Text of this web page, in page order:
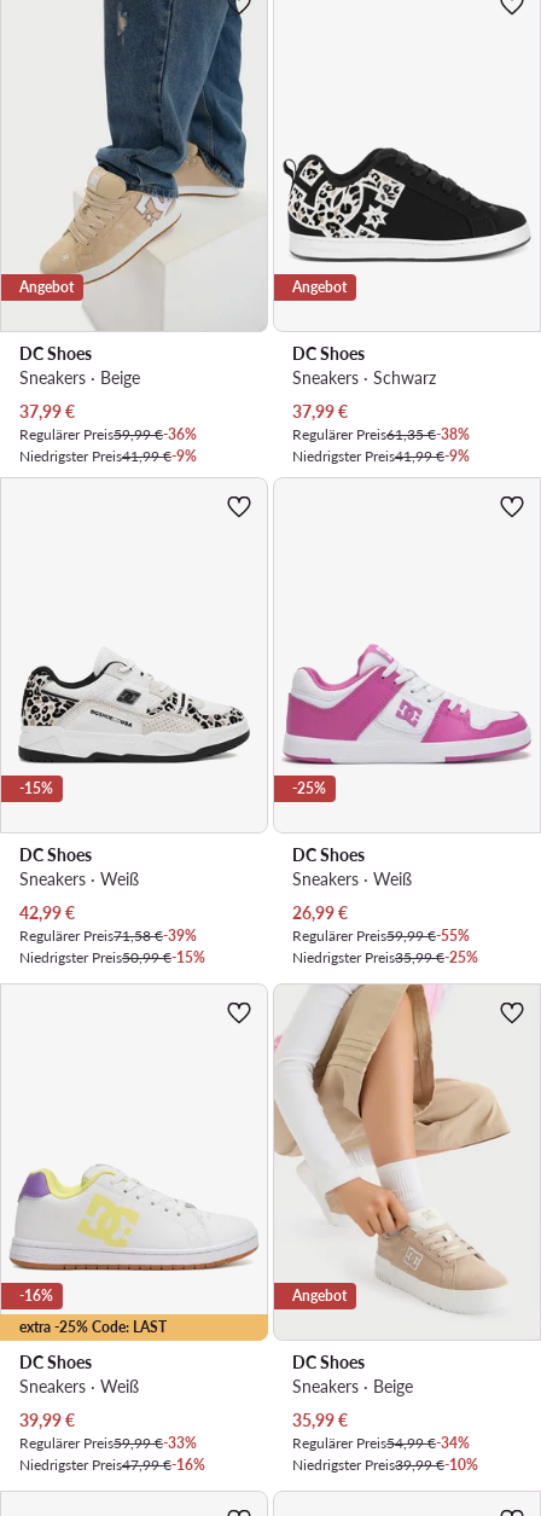
Angebot
DC Shoes
Sneakers · Beige
Aktueller Preis
37,99€
Regulärer Preis59,99 €-36%
Niedrigster Preis41,99 €-9%
Angebot
DC Shoes
Sneakers · Schwarz
Aktueller Preis
37,99€
Regulärer Preis61,35 €-38%
Niedrigster Preis41,99 €-9%
-15%
DC Shoes
Sneakers · Weiß
Aktueller Preis
42,99€
Regulärer Preis71,58 €-39%
Niedrigster Preis50,99 €-15%
-25%
DC Shoes
Sneakers · Weiß
Aktueller Preis
26,99€
Regulärer Preis59,99 €-55%
Niedrigster Preis35,99 €-25%
extra -25% Code: LAST
-16%
DC Shoes
Sneakers · Weiß
Aktueller Preis
39,99€
Regulärer Preis59,99 €-33%
Niedrigster Preis47,99 €-16%
Angebot
DC Shoes
Sneakers · Beige
Aktueller Preis
35,99€
Regulärer Preis54,99 €-34%
Niedrigster Preis39,99 €-10%